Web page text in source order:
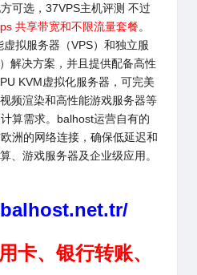
可选，37VPS主机评测 不过
共享带宽和不限流量套餐。
拟服务器（VPS）和独立服
解决方案，并且提供配备高性
KVM虚拟化服务器，可完美
频渲染和高性能游戏服务器等
算需求。balhost运营自有的
洲的网络连接，确保低延迟和
、游戏服务器及企业级应用。
卡、银行转账、